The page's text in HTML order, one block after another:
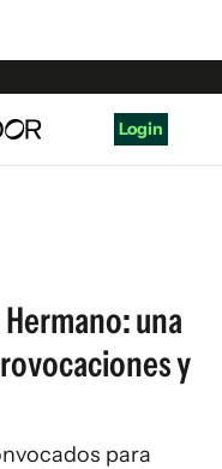
Login
una
y
para